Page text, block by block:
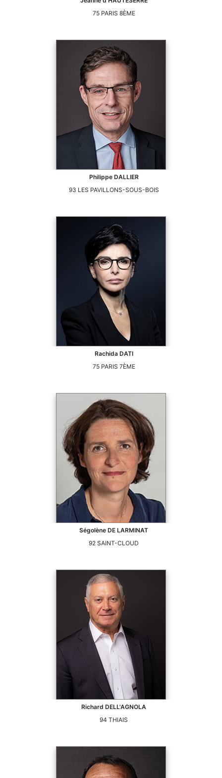
75 PARIS 8ÈME
Philippe DALLIER
93 LES PAVILLONS-SOUS-BOIS
Rachida DATI
75 PARIS 7ÈME
Ségolène DE LARMINAT
92 SAINT-CLOUD
Richard DELL'AGNOLA
94 THIAIS